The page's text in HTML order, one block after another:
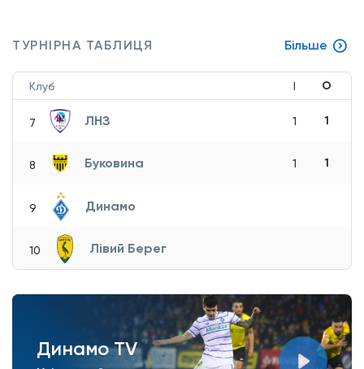
ТУРНІРНА ТАБЛИЦЯ Більше
Клуб І О
7 ЛНЗ 1 1
8 Буковина 1 1
9 Динамо
10 Лівий Берег
Динамо TV